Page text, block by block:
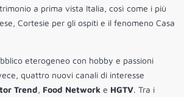
a prima vista Italia, così come i più
Cortesie per gli ospiti e il fenomeno Casa
eterogeneo con hobby e passioni
quattro nuovi canali di interesse
Trend, Food Network e HGTV. Tra i